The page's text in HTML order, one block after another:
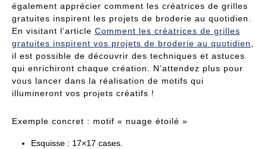
également apprécier comment les créatrices de grilles
gratuites inspirent les projets de broderie au quotidien.
En visitant l’article Comment les créatrices de grilles
gratuites inspirent vos projets de broderie au quotidien,
il est possible de découvrir des techniques et astuces
qui enrichiront chaque création. N’attendez plus pour
vous lancer dans la réalisation de motifs qui
illumineront vos projets créatifs !
Exemple concret : motif « nuage étoilé »
Esquisse : 17×17 cases.